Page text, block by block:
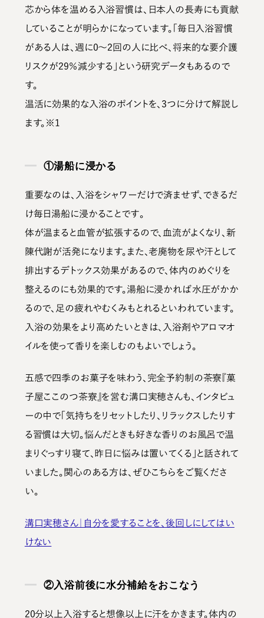
芯から体を温める入浴習慣は、日本人の長寿にも貢献
していることが明らかになっています。「毎日入浴習慣
がある人は、週に0～2回の人に比べ、将来的な要介護
リスクが29％減少する」という研究データもあるので
す。
温活に効果的な入浴のポイントを、3つに分けて解説し
ます。※1
①湯船に浸かる
重要なのは、 入浴をシャワーだけで済ませず、できるだ
け毎日湯船に浸かることです。
体が温まると血管が拡張するので、血流がよくなり、新
陳代謝が活発になります。また、老廃物を尿や汗として
排出するデトックス効果があるので、体内のめぐりを
整えるのにも効果的です。湯船に浸かれば水圧がかか
るので、足の疲れやむくみもとれるといわれています。
入浴の効果をより高めたいときは、入浴剤やアロマオ
イルを使って香りを楽しむのもよいでしょう。
五感で四季のお菓子を味わう、完全予約制の茶寮『菓
子屋ここのつ茶寮』を営む溝口実穂さんも、インタビュ
ーの中で「気持ちをリセットしたり、リラックスしたりす
る習慣は大切。悩んだときも好きな香りのお風呂で温
まりぐっすり寝て、昨日に悩みは置いてくる」と話されて
いました。関心のある方は、ぜひこちらをご覧くださ
い。
溝口実穂さん｜自分を愛することを、後回しにしてはい
けない
②入浴前後に水分補給をおこなう
20分以上入浴すると想像以上に汗をかきます。体内の